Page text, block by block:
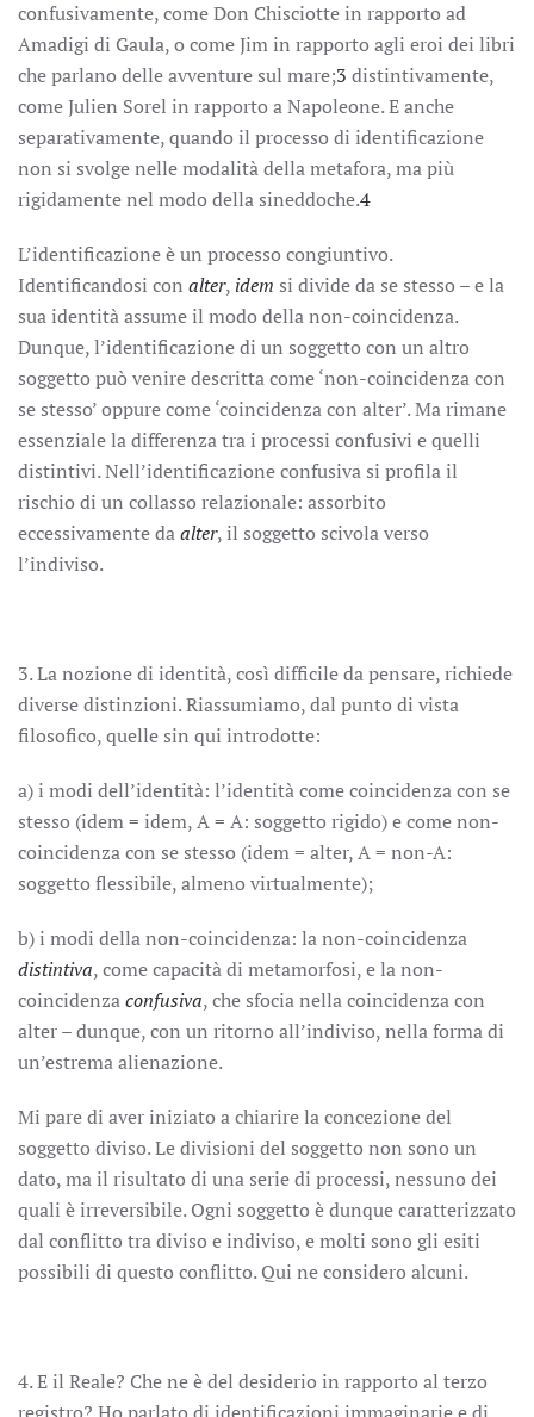
confusivamente, come Don Chisciotte in rapporto ad
Amadigi di Gaula, o come Jim in rapporto agli eroi dei libri
che parlano delle avventure sul mare;3 distintivamente,
come Julien Sorel in rapporto a Napoleone. E anche
separativamente, quando il processo di identificazione
non si svolge nelle modalità della metafora, ma più
rigidamente nel modo della sineddoche.4
L’identificazione è un processo congiuntivo.
Identificandosi con alter, idem si divide da se stesso – e la
sua identità assume il modo della non-coincidenza.
Dunque, l’identificazione di un soggetto con un altro
soggetto può venire descritta come ‘non-coincidenza con
se stesso’ oppure come ‘coincidenza con alter’. Ma rimane
essenziale la differenza tra i processi confusivi e quelli
distintivi. Nell’identificazione confusiva si profila il
rischio di un collasso relazionale: assorbito
eccessivamente daalter, il soggetto scivola verso
l’indiviso.
3. La nozione di identità, così difficile da pensare, richiede
diverse distinzioni. Riassumiamo, dal punto di vista
filosofico, quelle sin qui introdotte:
a) i modi dell’identità: l’identità come coincidenza con se
stesso (idem = idem, A = A: soggetto rigido) e come non-
coincidenza con se stesso (idem = alter, A = non-A:
soggetto flessibile, almeno virtualmente);
b) i modi della non-coincidenza: la non-coincidenza
distintiva, come capacità di metamorfosi, e la non-
coincidenzaconfusiva, che sfocia nella coincidenza con
alter – dunque, con un ritorno all’indiviso, nella forma di
un’estrema alienazione.
Mi pare di aver iniziato a chiarire la concezione del
soggetto diviso. Le divisioni del soggetto non sono un
dato, ma il risultato di una serie di processi, nessuno dei
quali è irreversibile. Ogni soggetto è dunque caratterizzato
dal conflitto tra diviso e indiviso, e molti sono gli esiti
possibili di questo conflitto. Qui ne considero alcuni.
4. E il Reale? Che ne è del desiderio in rapporto al terzo